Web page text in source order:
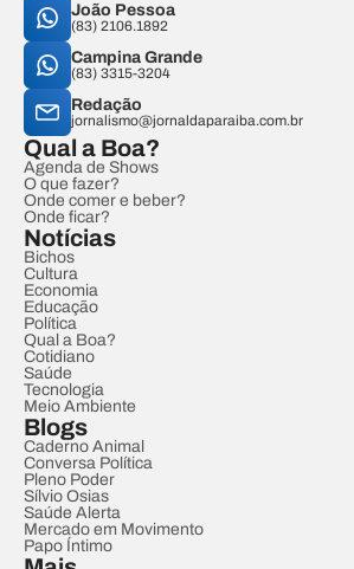
João Pessoa
(83) 2106.1892
Campina Grande
(83) 3315-3204
Redação
jornalismo@jornaldaparaiba.com.br
Qual a Boa?
Agenda de Shows
O que fazer?
Onde comer e beber?
Onde ficar?
Notícias
Bichos
Cultura
Economia
Educação
Política
Qual a Boa?
Cotidiano
Saúde
Tecnologia
Meio Ambiente
Blogs
Caderno Animal
Conversa Política
Pleno Poder
Sílvio Osias
Saúde Alerta
Mercado em Movimento
Papo Íntimo